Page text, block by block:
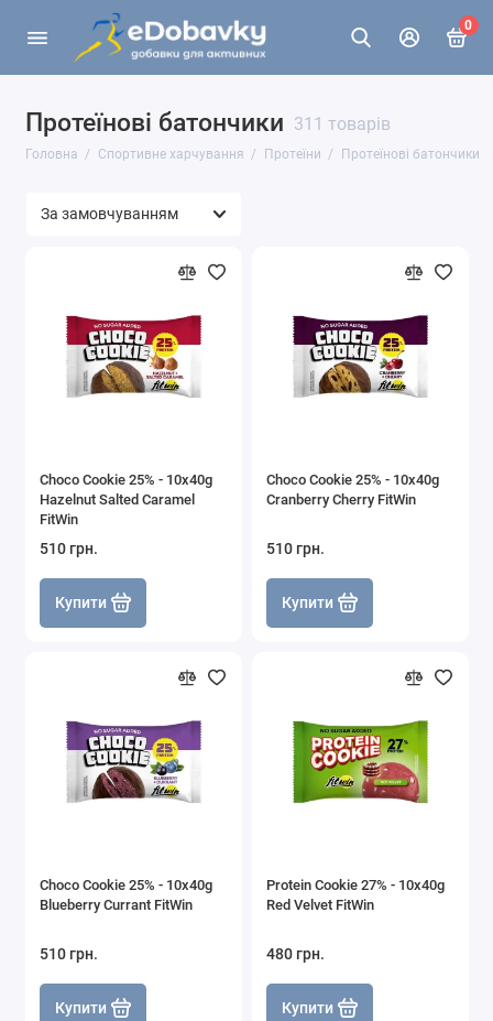
0
Протеїнові батончики 311 товарів
Головна Спортивне харчування Протеїни Протеїнові батончики
Choco Cookie 25% - 10x40g
Hazelnut Salted Caramel
FitWin
510 грн.
Купити
Choco Cookie 25% - 10x40g
Cranberry Cherry FitWin
510 грн.
Купити
Choco Cookie 25% - 10x40g
Blueberry Currant FitWin
510 грн.
Купити
Protein Cookie 27% - 10x40g
Red Velvet FitWin
480 грн.
Купити